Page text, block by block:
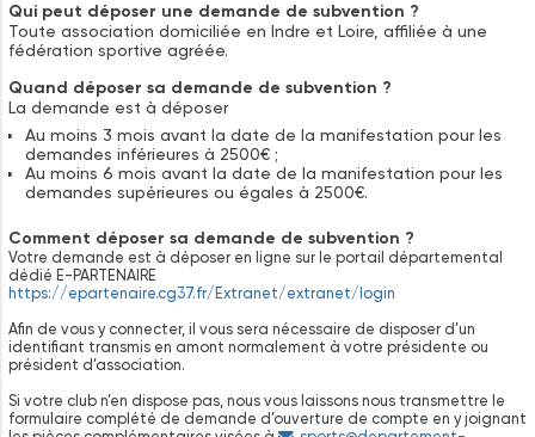
Qui peut déposer une demande de subvention ?
Toute association domiciliée en Indre et Loire, affiliée à une
fédération sportive agréée.
Quand déposer sa demande de subvention ?
La demande est à déposer
Au moins 3 mois avant la date de la manifestation pour les
demandes inférieures à 2500€ ;
Au moins 6 mois avant la date de la manifestation pour les
demandes supérieures ou égales à 2500€.
Comment déposer sa demande de subvention ?
Votre demande est à déposer en ligne sur le portail départemental
dédié E-PARTENAIRE
https://epartenaire.cg37.fr/Extranet/extranet/login
Afin de vous y connecter, il vous sera nécessaire de disposer d’un
identifiant transmis en amont normalement à votre présidente ou
président d’association.
Si votre club n’en dispose pas, nous vous laissons nous transmettre le
formulaire complété de demande d’ouverture de compte en y joignant